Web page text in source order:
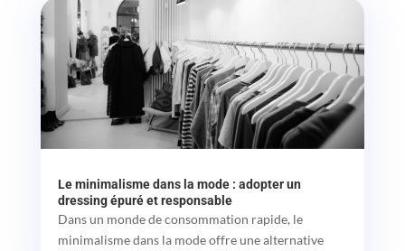
Le minimalisme dans la mode : adopter un
dressing épuré et responsable
Dans un monde de consommation rapide, le
minimalisme dans la mode offre une alternative